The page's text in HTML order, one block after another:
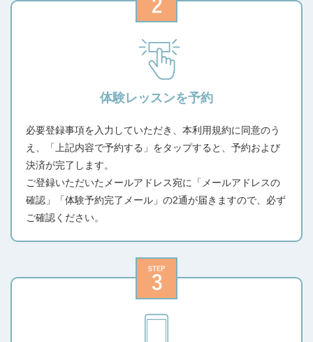
体験レッスンを予約
必要登録事項を入力していただき、本利用規約に同意のう
え、「上記内容で予約する」をタップすると、予約および
決済が完了します。
ご登録いただいたメールアドレス宛に「メールアドレスの
確認」「体験予約完了メール」の2通が届きますので、必ず
ご確認ください。